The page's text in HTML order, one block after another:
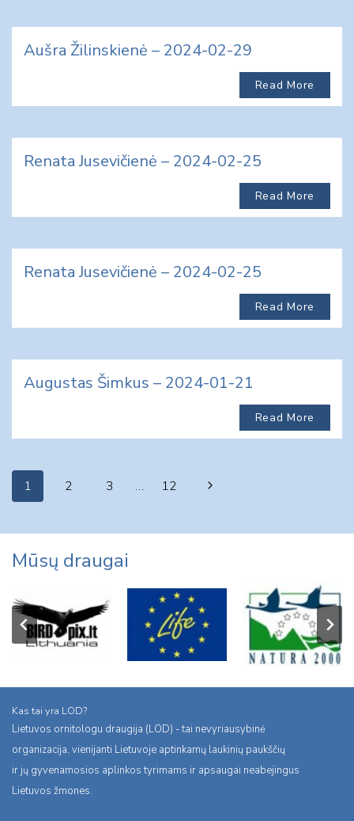
Aušra Žilinskienė – 2024-02-29
Read More
Renata Jusevičienė – 2024-02-25
Read More
Renata Jusevičienė – 2024-02-25
Read More
Augustas Šimkus – 2024-01-21
Read More
Page
1 2 3 … 12
Next
Mūsų draugai
Kas tai yra LOD?
Lietuvos ornitologu draugija (LOD) - tai nevyriausybinė
organizacija, vienijanti Lietuvoje aptinkamų laukinių paukščių
ir jų gyvenamosios aplinkos tyrimams ir apsaugai neabejingus
Lietuvos žmones.